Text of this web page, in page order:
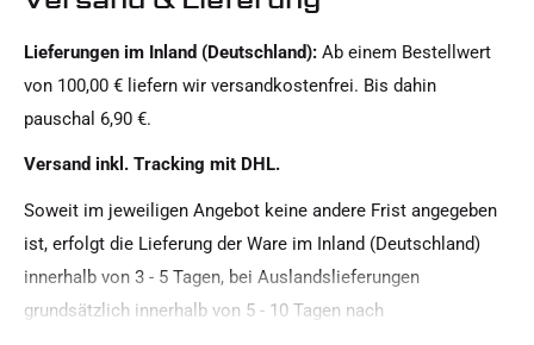
Oberfläche:
Pulverbeschichtet
Seitlicher Kennzeichenhalter ohne TÜV
Strassenzulassung:
Zulassung per Einzelabnahme, ohne ABE / TGA
Lieferungen im Inland (Deutschland): Ab einem Bestellwert
von 100,00 € liefern wir versandkostenfrei. Bis dahin
pauschal 6,90 €.
Versand inkl. Tracking mit DHL.
Soweit im jeweiligen Angebot keine andere Frist angegeben
ist, erfolgt die Lieferung der Ware im Inland (Deutschland)
innerhalb von 3 - 5 Tagen, bei Auslandslieferungen
grundsätzlich innerhalb von 5 - 10 Tagen nach